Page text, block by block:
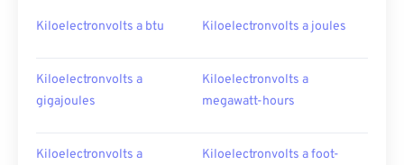
Kiloelectronvolts a btu Kiloelectronvolts a joules
Kiloelectronvolts a
gigajoules
Kiloelectronvolts a
megawatt-hours
Kiloelectronvolts a
Kiloelectronvolts a foot-